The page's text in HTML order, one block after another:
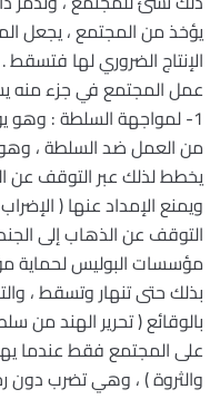
يؤخذ من المجتمع ، يجعل
الإنتاج الضروري لها فتسقط .
عمل المجتمع في جزء منه
1- لمواجهة السلطة : وهو
من العمل ضد السلطة ،
يخطط لذلك عبر التوقف عن
ويمنع الإمداد عنها (
التوقف عن الذهاب إلى
مؤسسات البوليس لحماية
بذلك حتى تنهار وتسقط ،
بالوقائع ( تحرير الهند من
على المجتمع فقط عندما
والثروة ) ، وهي تضرب دون